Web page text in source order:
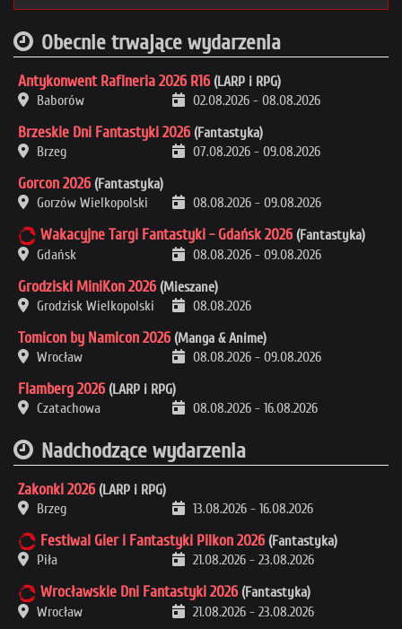
Obecnie trwające wydarzenia
Antykonwent Rafineria 2026 R16 (LARP i RPG)
Baborów
02.08.2026 - 08.08.2026
Brzeskie Dni Fantastyki 2026 (Fantastyka)
Brzeg
07.08.2026 - 09.08.2026
Gorcon 2026 (Fantastyka)
Gorzów Wielkopolski
08.08.2026 - 09.08.2026
Wakacyjne Targi Fantastyki - Gdańsk 2026 (Fantastyka)
Gdańsk
08.08.2026 - 09.08.2026
Grodziski MiniKon 2026 (Mieszane)
Grodzisk Wielkopolski
08.08.2026
Tomicon by Namicon 2026 (Manga & Anime)
Wrocław
08.08.2026 - 09.08.2026
Flamberg 2026 (LARP i RPG)
Czatachowa
08.08.2026 - 16.08.2026
Nadchodzące wydarzenia
Zakonki 2026 (LARP i RPG)
Brzeg
13.08.2026 - 16.08.2026
Festiwal Gier i Fantastyki Pilkon 2026 (Fantastyka)
Piła
21.08.2026 - 23.08.2026
Wrocławskie Dni Fantastyki 2026 (Fantastyka)
Wrocław
21.08.2026 - 23.08.2026